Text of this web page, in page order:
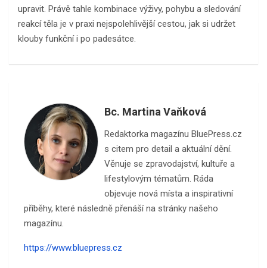
upravit. Právě tahle kombinace výživy, pohybu a sledování
reakcí těla je v praxi nejspolehlivější cestou, jak si udržet
klouby funkční i po padesátce.
Bc. Martina Vaňková
Redaktorka magazínu BluePress.cz
s citem pro detail a aktuální dění.
Věnuje se zpravodajství, kultuře a
lifestylovým tématům. Ráda
objevuje nová místa a inspirativní
příběhy, které následně přenáší na stránky našeho
magazínu.
https://www.bluepress.cz